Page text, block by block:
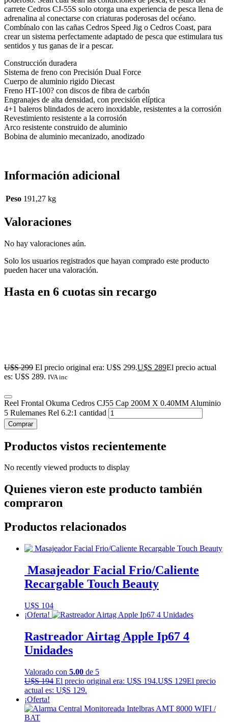
carrete Cedros CJ-55S solo otorga una experiencia de pesca llena de
adrenalina al conectarse con criaturas poderosas del océano.
Combínalo con las cañas Cedros Speed Jig o Cedros Coast, para
crear un sistema perfectamente adaptado de pesca que estimulara tus
sentidos y tus ganas de ir a pescar.
Construcción duradera
Sistema de freno con Precisión Dual Force
Cuerpo de aluminio rigido Diecast
Freno HT-100? con discos de fibra de carbón
Engranajes de alta densidad, con precisión elíptica
4+1 baleros blindados de acero inoxidable, resistentes a la corrosión
Revestimiento resistente a la corrosión
Arco resistente construido de aluminio
Bobina de aluminio mecanizado, anodizado
Información adicional
Peso 191,27 kg
Valoraciones
No hay valoraciones aún.
Solo los usuarios registrados que hayan comprado este producto
pueden hacer una valoración.
Hasta en 6 cuotas sin recargo
U$S299 El precio original era: U$S 299.U$S 289El precio actual
es: U$S 289. IVA inc
Reel Frontal Okuma Cedros CJ55 Cap 200M X 0.40MM Aluminio
5 Rulemanes Rel 6.2:1 cantidad
Comprar
Productos vistos recientemente
No recently viewed products to display
Quienes vieron este producto también
compraron
Productos relacionados
Masajeador Facial Frio/Caliente
Recargable Touch Beauty
U$S 104
¡Oferta!
Rastreador Airtag Apple Ip67 4
Unidades
Valorado con 5.00 de 5
U$S194 El precio original era: U$S 194.U$S 129El precio
actual es: U$S 129.
¡Oferta!